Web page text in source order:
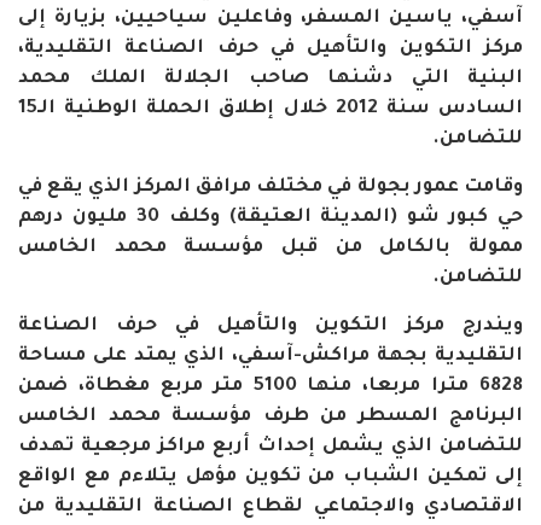
آسفي، ياسين المسفر، وفاعلين سياحيين، بزيارة إلى
مركز التكوين والتأهيل في حرف الصناعة التقليدية،
البنية التي دشنها صاحب الجلالة الملك محمد
السادس سنة 2012 خلال إطلاق الحملة الوطنية الـ15
للتضامن.
وقامت عمور بجولة في مختلف مرافق المركز الذي يقع في
حي كبور شو (المدينة العتيقة) وكلف 30 مليون درهم
ممولة بالكامل من قبل مؤسسة محمد الخامس
للتضامن.
ويندرج مركز التكوين والتأهيل في حرف الصناعة
التقليدية بجهة مراكش-آسفي، الذي يمتد على مساحة
6828 مترا مربعا، منها 5100 متر مربع مغطاة، ضمن
البرنامج المسطر من طرف مؤسسة محمد الخامس
للتضامن الذي يشمل إحداث أربع مراكز مرجعية تهدف
إلى تمكين الشباب من تكوين مؤهل يتلاءم مع الواقع
الاقتصادي والاجتماعي لقطاع الصناعة التقليدية من